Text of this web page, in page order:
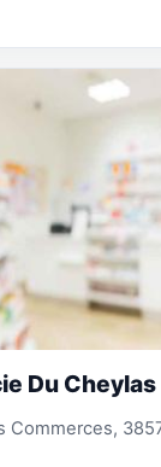
Du Cheylas
Commerces,